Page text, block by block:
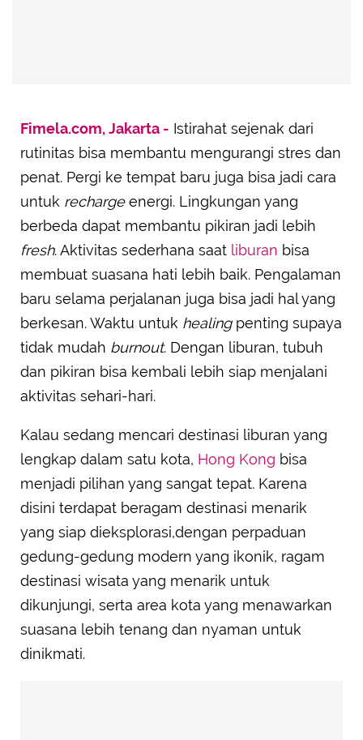
Fimela.com, Jakarta - Istirahat sejenak dari
rutinitas bisa membantu mengurangi stres dan
penat. Pergi ke tempat baru juga bisa jadi cara
untuk rechargeenergi. Lingkungan yang
berbeda dapat membantu pikiran jadi lebih
fresh. Aktivitas sederhana saat liburan bisa
membuat suasana hati lebih baik. Pengalaman
baru selama perjalanan juga bisa jadi hal yang
berkesan. Waktu untuk healingpenting supaya
tidak mudah burnout. Dengan liburan, tubuh
dan pikiran bisa kembali lebih siap menjalani
aktivitas sehari-hari.
Kalau sedang mencari destinasi liburan yang
lengkap dalam satu kota, Hong Kong bisa
menjadi pilihan yang sangat tepat. Karena
disini terdapat beragam destinasi menarik
yang siap dieksplorasi,dengan perpaduan
gedung-gedung modern yang ikonik, ragam
destinasi wisata yang menarik untuk
dikunjungi, serta area kota yang menawarkan
suasana lebih tenang dan nyaman untuk
dinikmati.